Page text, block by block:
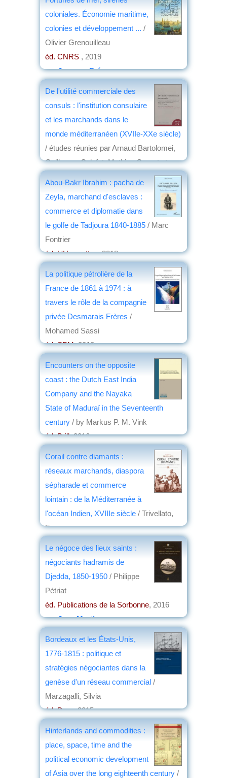
coloniales. Économie maritime,
colonies et développement ... /
Olivier Grenouilleau
éd. CNRS , 2019
parJacques Frémeaux
De l'utilité commerciale des
consuls : l'institution consulaire
et les marchands dans le
monde méditerranéen (XVIIe-XXe siècle)
/ études réunies par Arnaud Bartolomei,
Guillaume Calafat, Mathieu Grenet et
éd. École française de Rome Madrid,
Abou-Bakr Ibrahim : pacha de
Zeyla, marchand d'esclaves :
commerce et diplomatie dans
le golfe de Tadjoura 1840-1885 / Marc
Fontrier
éd. L'Harmattan, 2018
La politique pétrolière de la
France de 1861 à 1974 : à
travers le rôle de la compagnie
privée Desmarais Frères /
Mohamed Sassi
éd. SPM, 2018
Hubert Loiseleur des Longchamps
Encounters on the opposite
coast : the Dutch East India
Company and the Nayaka
State of Maduraï in the Seventeenth
century / by Markus P. M. Vink
éd. Brill, 2016
Corail contre diamants :
réseaux marchands, diaspora
sépharade et commerce
lointain : de la Méditerranée à
l'océan Indien, XVIIIe siècle / Trivellato,
Francesca
Le négoce des lieux saints :
négociants hadramis de
Djedda, 1850-1950 / Philippe
Pétriat
éd. Publications de la Sorbonne, 2016
parJean Martin
Bordeaux et les États-Unis,
1776-1815 : politique et
stratégies négociantes dans la
genèse d'un réseau commercial /
Marzagalli, Silvia
éd. Droz, 2015
Hinterlands and commodities :
place, space, time and the
political economic development
of Asia over the long eighteenth century /